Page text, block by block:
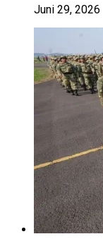
Juni 29, 2026